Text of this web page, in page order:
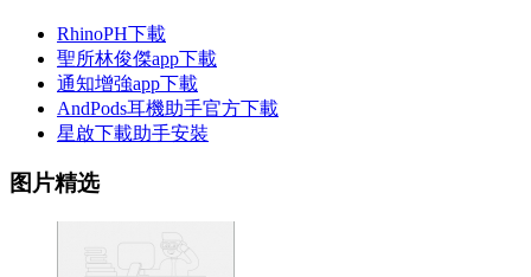
RhinoPH下載
聖所林俊傑app下載
通知增強app下載
AndPods耳機助手官方下載
星啟下載助手安裝
图片精选